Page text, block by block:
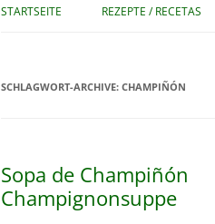
STARTSEITE REZEPTE / RECETAS
SCHLAGWORT-ARCHIVE: CHAMPIÑÓN
Sopa de Champiñón
Champignonsuppe